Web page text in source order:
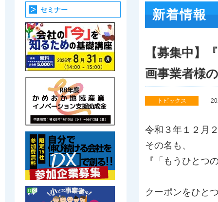
新着情報
【募集中】
画事業者様
トピックス
令和３年１２月
その名も、
『「もうひとつ
クーポンをひと
セミナー